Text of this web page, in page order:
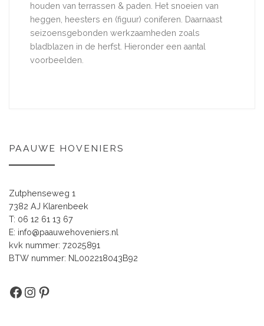
houden van terrassen & paden. Het snoeien van
heggen, heesters en (figuur) coniferen. Daarnaast
seizoensgebonden werkzaamheden zoals
bladblazen in de herfst. Hieronder een aantal
voorbeelden.
PAAUWE HOVENIERS
Zutphenseweg 1
7382 AJ Klarenbeek
T: 06 12 61 13 67
E: info@paauwehoveniers.nl
kvk nummer: 72025891
BTW nummer: NL002218043B92
Facebook
Instagram
Pinterest